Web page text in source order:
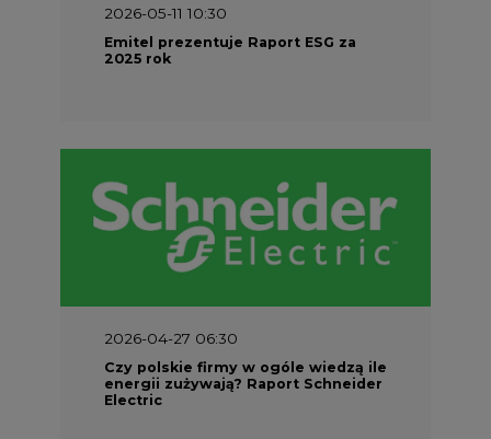
2026-05-11 10:30
Emitel prezentuje Raport ESG za
2025 rok
2026-04-27 06:30
Czy polskie firmy w ogóle wiedzą ile
energii zużywają? Raport Schneider
Electric